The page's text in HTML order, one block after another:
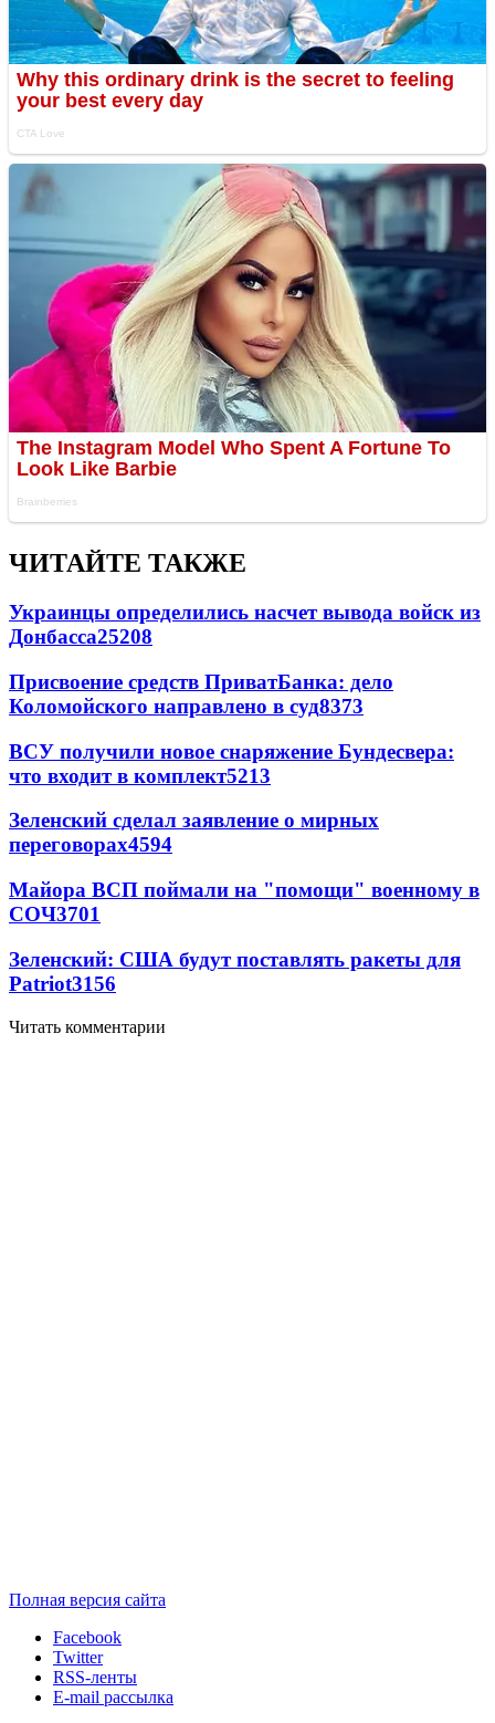
ЧИТАЙТЕ ТАКЖЕ
Украинцы определились насчет вывода войск из
Донбасса25208
Присвоение средств ПриватБанка: дело
Коломойского направлено в суд8373
ВСУ получили новое снаряжение Бундесвера:
что входит в комплект5213
Зеленский сделал заявление о мирных
переговорах4594
Майора ВСП поймали на "помощи" военному в
СОЧ3701
Зеленский: США будут поставлять ракеты для
Patriot3156
Читать комментарии
Полная версия сайта
Facebook
Twitter
RSS-ленты
E-mail рассылка